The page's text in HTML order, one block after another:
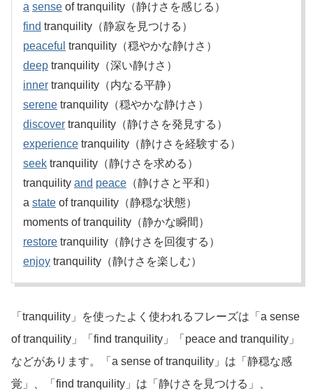
a sense of tranquility（静けさを感じる）
find tranquility（静寂を見つける）
peaceful tranquility（穏やかな静けさ）
deep tranquility（深い静けさ）
inner tranquility（内なる平静）
serene tranquility（穏やかな静けさ）
discover tranquility（静けさを発見する）
experience tranquility（静けさを経験する）
seek tranquility（静けさを求める）
tranquility and peace （静けさと平和）
a state of tranquility（静穏な状態）
moments of tranquility（静かな瞬間）
restore tranquility（静けさを回復する）
enjoy tranquility（静けさを楽しむ）
「tranquility」を使ったよく使われるフレーズは「a sense
of tranquility」「find tranquility」「peace and tranquility」
などがあります。「a sense of tranquility」は「静穏な感
覚」、「find tranquility」は「静けさを見つける」、